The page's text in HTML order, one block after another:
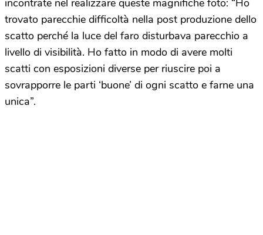
incontrate nel realizzare queste magnifiche foto: “Ho
trovato parecchie difficoltà nella post produzione dello
scatto perché la luce del faro disturbava parecchio a
livello di visibilità. Ho fatto in modo di avere molti
scatti con esposizioni diverse per riuscire poi a
sovrapporre le parti ‘buone’ di ogni scatto e farne una
unica”.